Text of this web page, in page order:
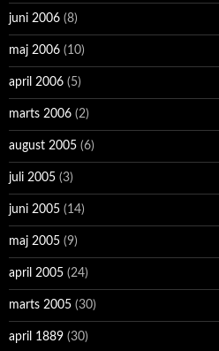
juni 2006 (8)
maj 2006 (10)
april 2006 (5)
marts 2006 (2)
august 2005 (6)
juli 2005 (3)
juni 2005 (14)
maj 2005 (9)
april 2005 (24)
marts 2005 (30)
april 1889 (30)